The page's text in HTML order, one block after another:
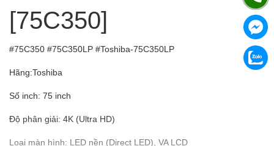
[75C350]
#75C350 #75C350LP #Toshiba-75C350LP
Hãng:Toshiba
Số inch: 75 inch
Độ phân giải: 4K (Ultra HD)
Loại màn hình: LED nền (Direct LED), VA LCD